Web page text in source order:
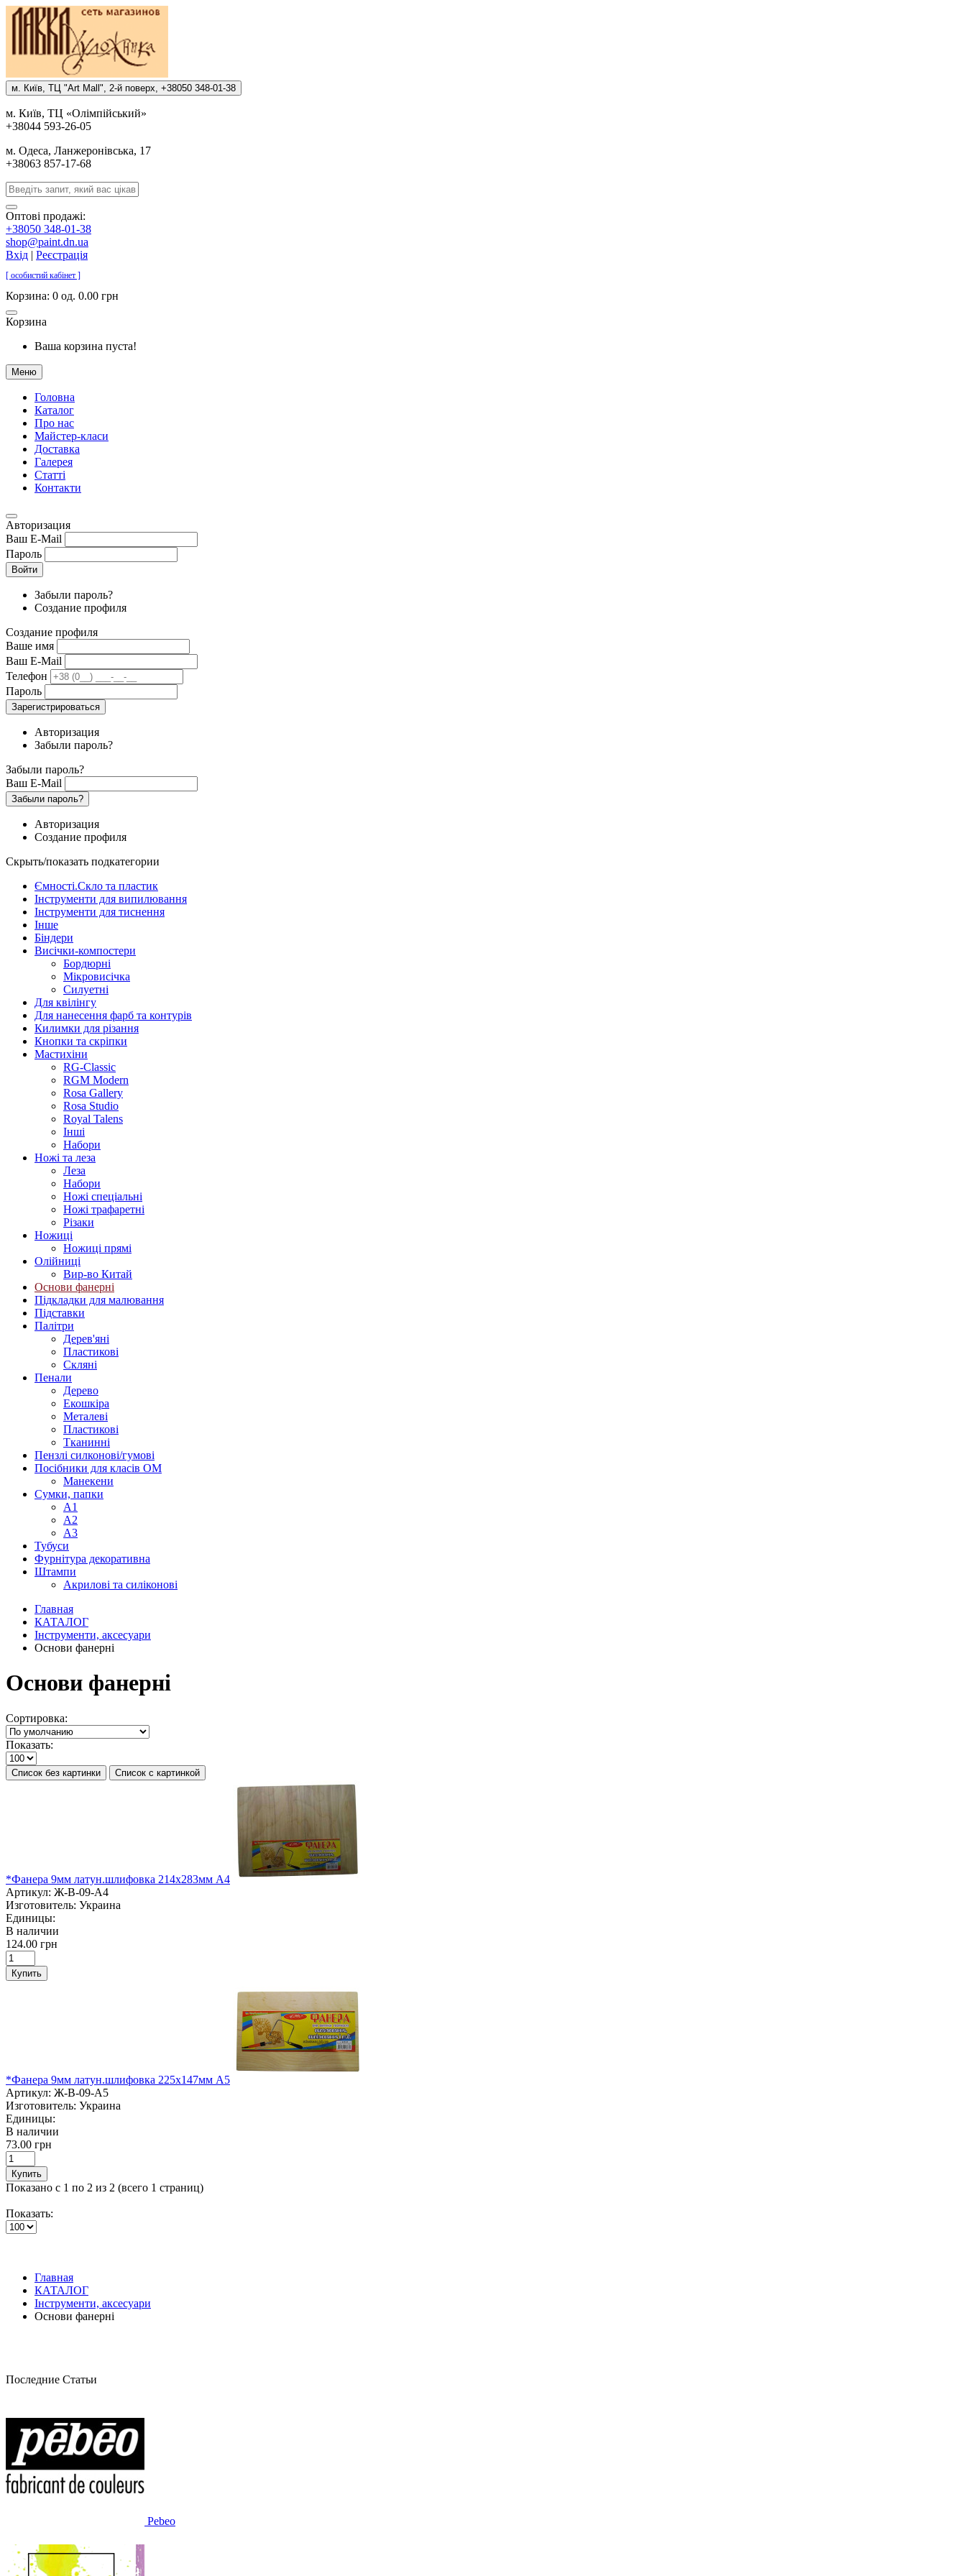
м. Киïв, ТЦ "Art Mall", 2-й поверх, +38050 348-01-38
м. Киïв, ТЦ «Олiмпiйський»
+38044 593-26-05
м. Одеса, Ланжеронiвська, 17
+38063 857-17-68
Оптові продажі:
+38050 348-01-38
shop@paint.dn.ua
Вхід | Реєстрація
[ особистий кабінет ]
Корзина: 0 од. 0.00 грн
Корзина
Ваша корзина пуста!
Меню
Головна
Каталог
Про нас
Майстер-класи
Доставка
Галерея
Статтi
Контакти
Авторизация
Ваш E-Mail
Пароль
Войти
Забыли пароль?
Создание профиля
Создание профиля
Ваше имя
Ваш E-Mail
Телефон
Пароль
Зарегистрироваться
Авторизация
Забыли пароль?
Забыли пароль?
Ваш E-Mail
Забыли пароль?
Авторизация
Создание профиля
Скрыть/показать подкатегории
Ємності.Скло та пластик
Інструменти для випилювання
Інструменти для тиснення
Інше
Біндери
Висічки-компостери
Бордюрні
Мікровисічка
Силуетні
Для квілінгу
Для нанесення фарб та контурів
Килимки для різання
Кнопки та скріпки
Мастихіни
RG-Classic
RGM Modern
Rosa Gallery
Rosa Studio
Royal Talens
Інші
Набори
Ножі та леза
Леза
Набори
Ножі спеціальні
Ножі трафаретні
Різаки
Ножиці
Ножиці прямі
Олійниці
Вир-во Китай
Основи фанерні
Підкладки для малювання
Підставки
Палітри
Дерев'яні
Пластикові
Скляні
Пенали
Дерево
Екошкіра
Металеві
Пластикові
Тканинні
Пензлі силконові/гумові
Посібники для класів ОМ
Манекени
Сумки, папки
А1
А2
А3
Тубуси
Фурнітура декоративна
Штампи
Акрилові та силіконові
Главная
КАТАЛОГ
Інструменти, аксесуари
Основи фанерні
Основи фанерні
Сортировка:
Показать:
Список без картинки Список с картинкой
*Фанера 9мм латун.шлифовка 214х283мм А4
Артикул: Ж-В-09-A4
Изготовитель: Украина
Единицы:
В наличии
124.00 грн
Купить
*Фанера 9мм латун.шлифовка 225х147мм А5
Артикул: Ж-В-09-A5
Изготовитель: Украина
Единицы:
В наличии
73.00 грн
Купить
Показано с 1 по 2 из 2 (всего 1 страниц)
Показать:
Главная
КАТАЛОГ
Інструменти, аксесуари
Основи фанерні
Последние Статьи
Pebeo